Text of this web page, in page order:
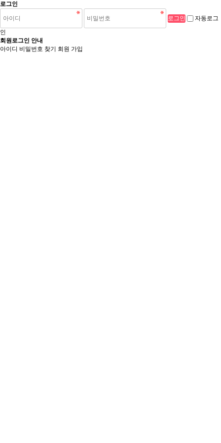
로그인
자동로그
인
회원로그인 안내
아이디 비밀번호 찾기
회원 가입